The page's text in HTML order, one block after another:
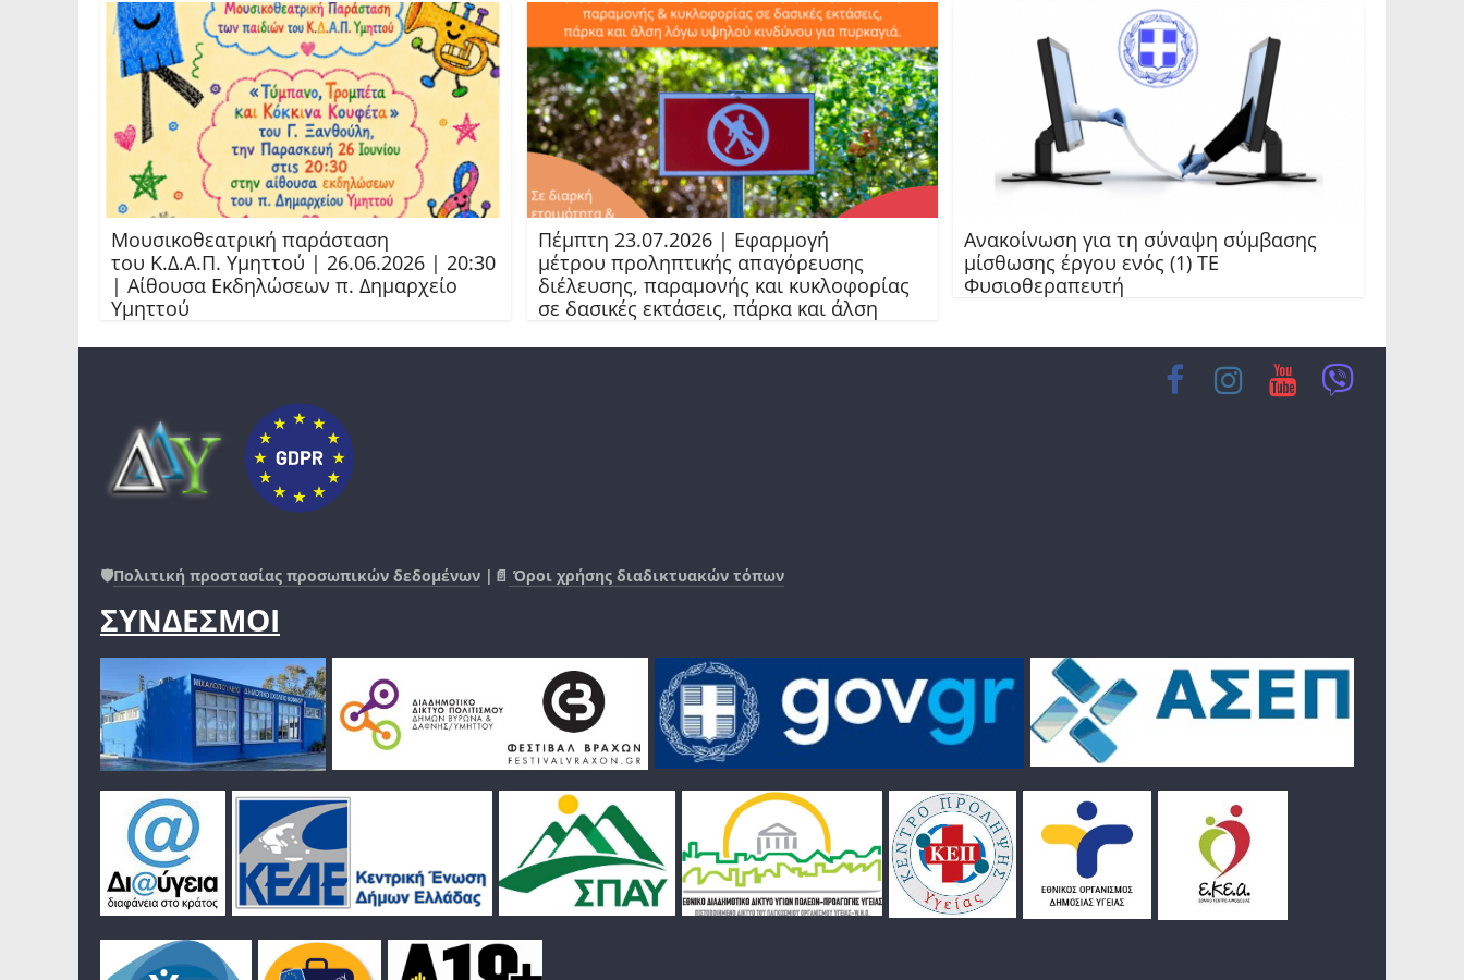
Μουσικοθεατρική παράσταση
του Κ.Δ.Α.Π. Υμηττού | 26.06.2026 | 20:30
| Αίθουσα Εκδηλώσεων π. Δημαρχείο
Υμηττού
Πέμπτη 23.07.2026 | Εφαρμογή
μέτρου προληπτικής απαγόρευσης
διέλευσης, παραμονής και κυκλοφορίας
σε δασικές εκτάσεις, πάρκα και άλση
Ανακοίνωση για τη σύναψη σύμβασης
μίσθωσης έργου ενός (1) ΤΕ
Φυσιοθεραπευτή
🛡️Πολιτική προστασίας προσωπικών δεδομένων |📄 Όροι χρήσης διαδικτυακών τόπων
ΣΥΝΔΕΣΜΟΙ